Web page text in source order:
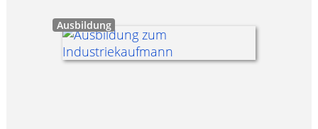
Ausbildung